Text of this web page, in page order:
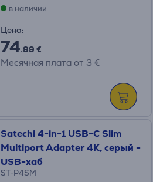
в наличии
Цена:
74.99 €
Месячная плата от 3 €
Satechi 4-in-1 USB-C Slim
Multiport Adapter 4K, серый -
USB-хаб
ST-P4SM